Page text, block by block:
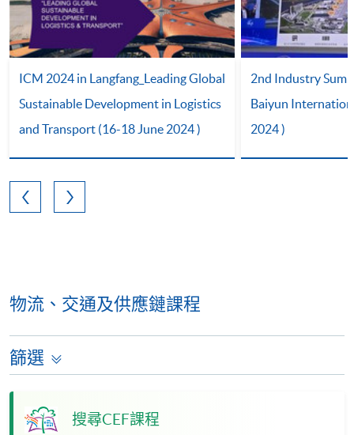
ICM 2024 in Langfang_Leading Global
Sustainable Development in Logistics
and Transport (16-18 June 2024 )
2nd Industry
Baiyun
2024 )
物流、交通及供應鏈課程
篩選
搜尋CEF課程